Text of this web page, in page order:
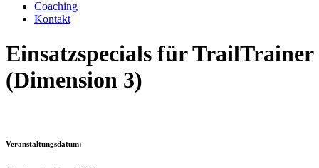
Coaching
Kontakt
Einsatzspecials für TrailTrainer
(Dimension 3)
Veranstaltungsdatum: